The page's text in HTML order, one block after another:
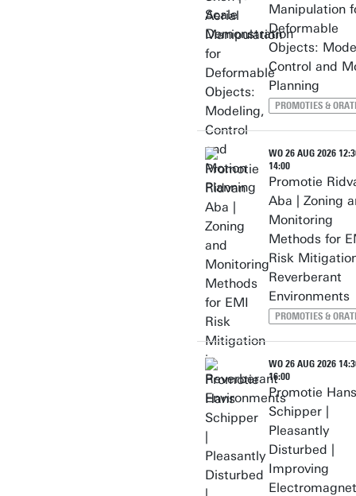
Manipulation
Deformable
Objects:
Control and
Planning
PROMOTIES &
WO 26 AUG 2026
14:00
Promotie
Aba | Zoning
Monitoring
Methods for
Risk
Reverberant
Environments
PROMOTIES &
WO 26 AUG 2026
16:00
Promotie Hans
Schipper |
Pleasantly
Disturbed |
Improving